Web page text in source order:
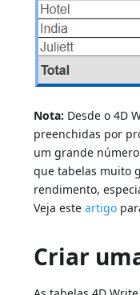
Nota: Desde o 4D
preenchidas por
um grande
que tabelas muito
rendimento,
Veja esteartigo
Criar